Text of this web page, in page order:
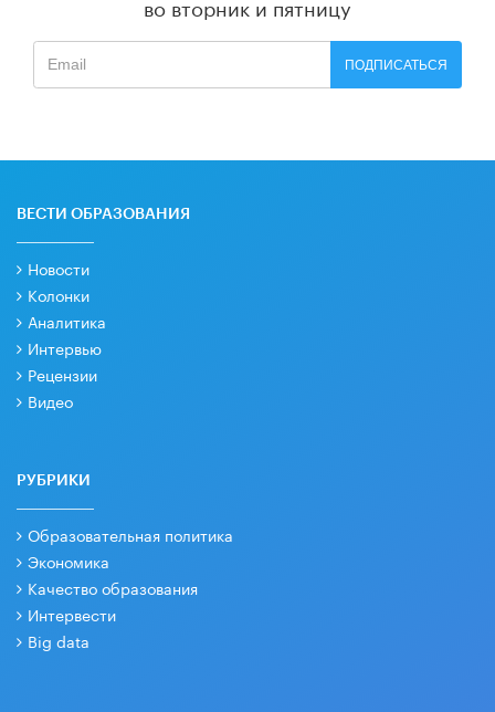
ПОДПИСАТЬСЯ
ВЕСТИ ОБРАЗОВАНИЯ
Новости
Колонки
Аналитика
Интервью
Рецензии
Видео
РУБРИКИ
Образовательная политика
Экономика
Качество образования
Интервести
Big data